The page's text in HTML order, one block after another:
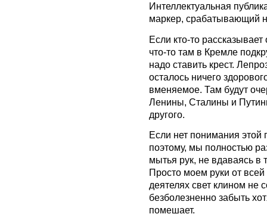
Интеллектуальная
маркер, срабатывающий
Если кто-то
что-то там в Кремле
надо ставить крест.
осталось ничего
вменяемое. Там будут
Ленины, Сталины и
другого.
Если нет понимания
поэтому, мы полностью
мытья рук, не вдаваясь
Просто моем руки от
деятелях свет клином не
безболезненно забыть
помешает.